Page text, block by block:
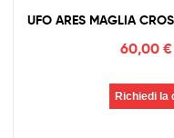
UFO ARES MAGLIA
60,00€
Richiedi la